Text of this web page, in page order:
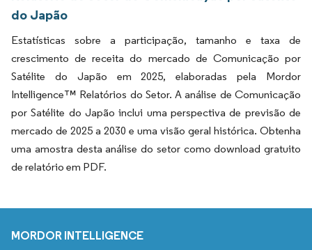
do Japão
Estatísticas sobre a participação, tamanho e taxa de
crescimento de receita do mercado de Comunicação por
Satélite do Japão em 2025, elaboradas pela Mordor
Intelligence™ Relatórios do Setor. A análise de Comunicação
por Satélite do Japão inclui uma perspectiva de previsão de
mercado de 2025 a 2030 e uma visão geral histórica. Obtenha
uma amostra desta análise do setor como download gratuito
de relatório em PDF.
MORDOR INTELLIGENCE